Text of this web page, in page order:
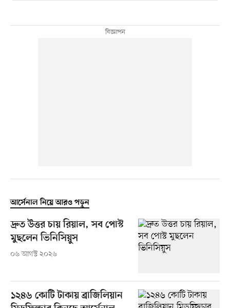
আর্সেনাল নিয়ে আরও পড়ুন
দ্রুত উত্তর চায় রিয়াল, সব পোস্ট
মুছলেন ভিনিসিয়ুস
০৬ আগস্ট ২০২৬
১২৪৬ কোটি টাকায় ব্রাজিলিয়ান